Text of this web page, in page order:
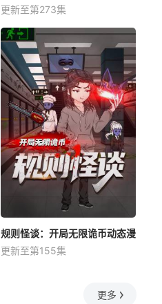
更新至第273集
规则怪谈：开局无限诡币动态漫
更新至第155集
更多